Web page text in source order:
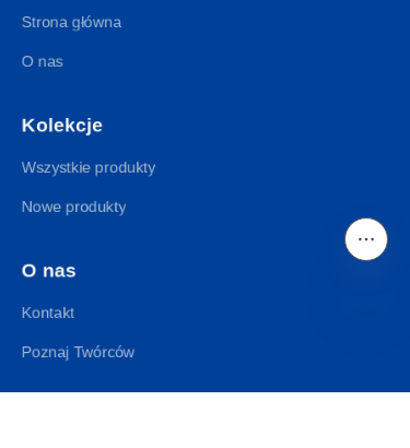
Strona główna
O nas
Kolekcje
Wszystkie produkty
Nowe produkty
O nas
Kontakt
Poznaj Twórców
PO